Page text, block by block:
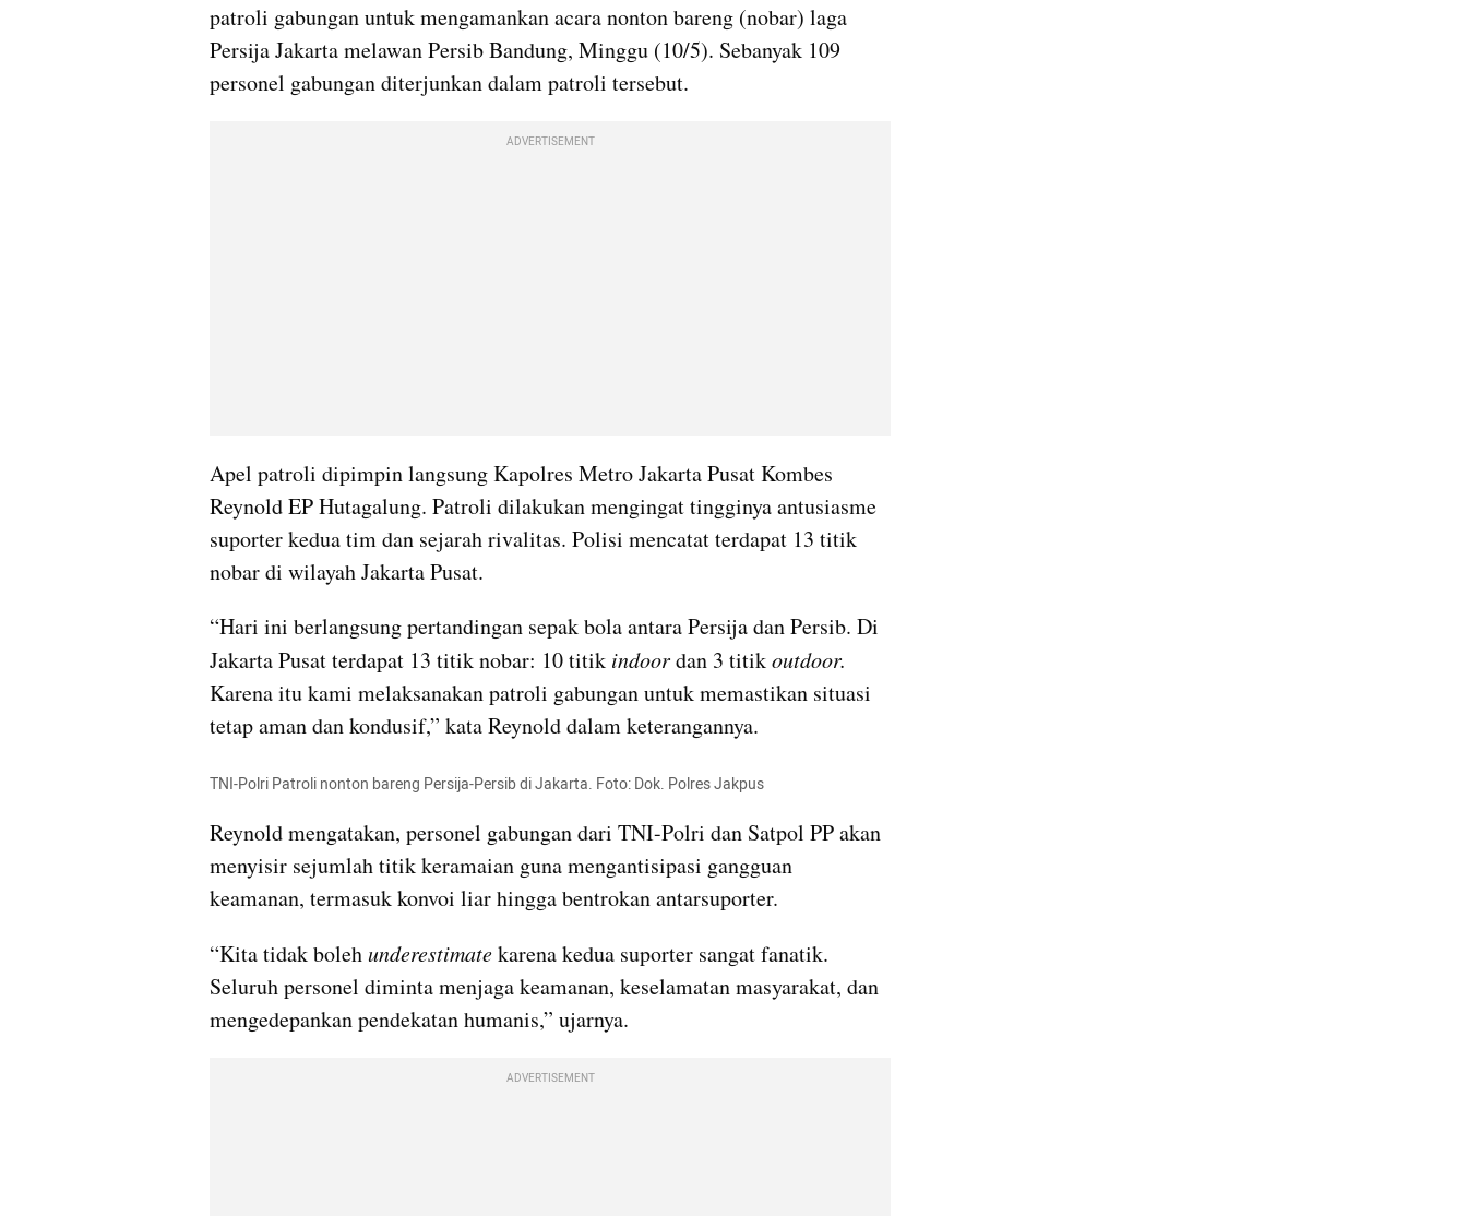
patroli gabungan untuk mengamankan acara nonton bareng (nobar) laga
Persija Jakarta melawan Persib Bandung, Minggu (10/5). Sebanyak 109
personel gabungan diterjunkan dalam patroli tersebut.
ADVERTISEMENT
Apel patroli dipimpin langsung Kapolres Metro Jakarta Pusat Kombes
Reynold EP Hutagalung. Patroli dilakukan mengingat tingginya antusiasme
suporter kedua tim dan sejarah rivalitas. Polisi mencatat terdapat 13 titik
nobar di wilayah Jakarta Pusat.
“Hari ini berlangsung pertandingan sepak bola antara Persija dan Persib. Di
Jakarta Pusat terdapat 13 titik nobar: 10 titik indoor dan 3 titik
Karena itu kami melaksanakan patroli gabungan untuk memastikan situasi
tetap aman dan kondusif,” kata Reynold dalam keterangannya.
TNI-Polri Patroli nonton bareng Persija-Persib di Jakarta. Foto: Dok. Polres Jakpus
Reynold mengatakan, personel gabungan dari TNI-Polri dan Satpol PP akan
menyisir sejumlah titik keramaian guna mengantisipasi gangguan
keamanan, termasuk konvoi liar hingga bentrokan antarsuporter.
“Kita tidak boleh underestimate karena kedua suporter sangat fanatik.
Seluruh personel diminta menjaga keamanan, keselamatan masyarakat, dan
mengedepankan pendekatan humanis,” ujarnya.
ADVERTISEMENT